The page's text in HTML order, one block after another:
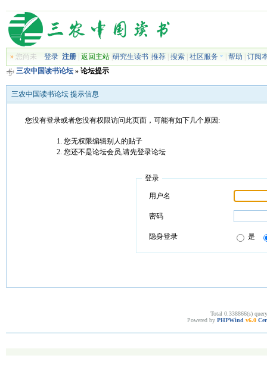
»您尚未 登录 注册| 返回主站| 研究生读书| 推荐| 搜索| 社区服务 帮助
订阅
三农中国读书论坛» 论坛提示
三农中国读书论坛 提示信息
您没有登录或者您没有权限访问此页面，可能有如下几个原因:
您无权限编辑别人的贴子
您还不是论坛会员,请先登录论坛
登录
用户名
密码
隐身登录 是
Total 0.338866(s)
Powered by PHPWind v6.0